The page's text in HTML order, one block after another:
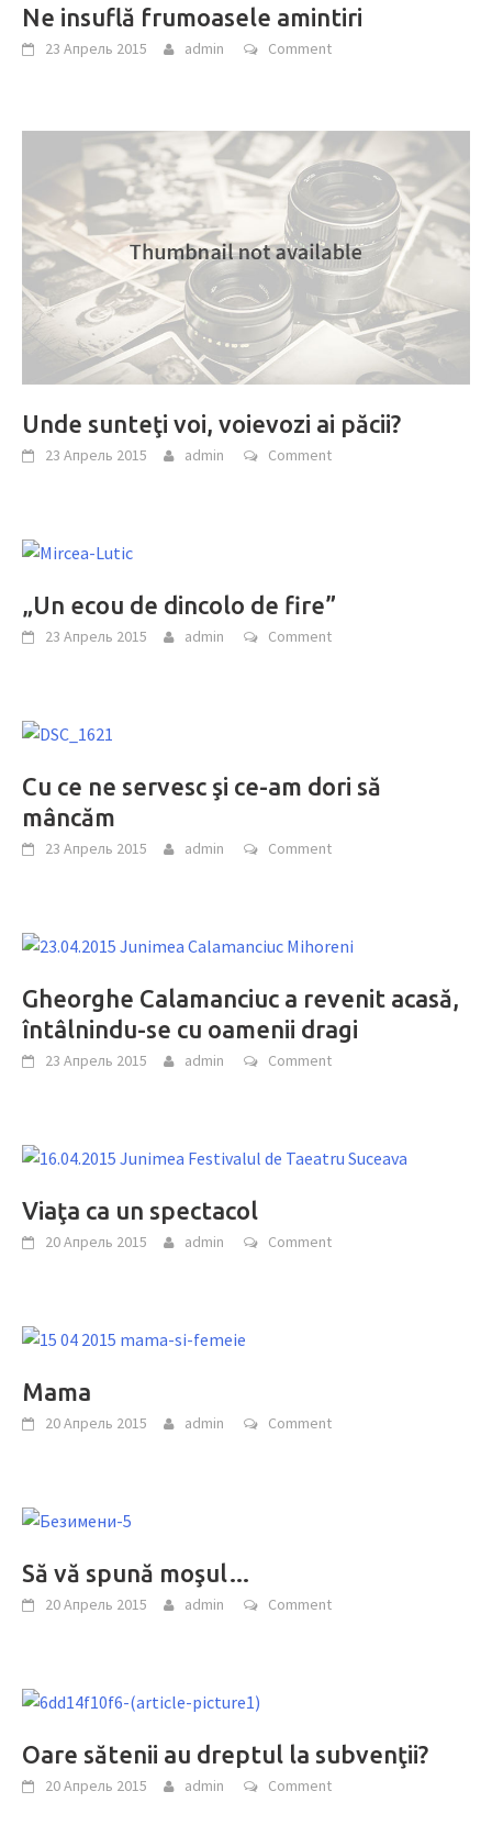
Ne insuflă frumoasele amintiri
23 Апрель 2015 admin Comment
Unde sunteţi voi, voievozi ai păcii?
23 Апрель 2015 admin Comment
„Un ecou de dincolo de fire”
23 Апрель 2015 admin Comment
Cu ce ne servesc şi ce-am dori să
mâncăm
23 Апрель 2015 admin Comment
Gheorghe Calamanciuc a revenit acasă,
întâlnindu-se cu oamenii dragi
23 Апрель 2015 admin Comment
Viaţa ca un spectacol
20 Апрель 2015 admin Comment
Mama
20 Апрель 2015 admin Comment
Să vă spună moşul…
20 Апрель 2015 admin Comment
Oare sătenii au dreptul la subvenţii?
20 Апрель 2015 admin Comment